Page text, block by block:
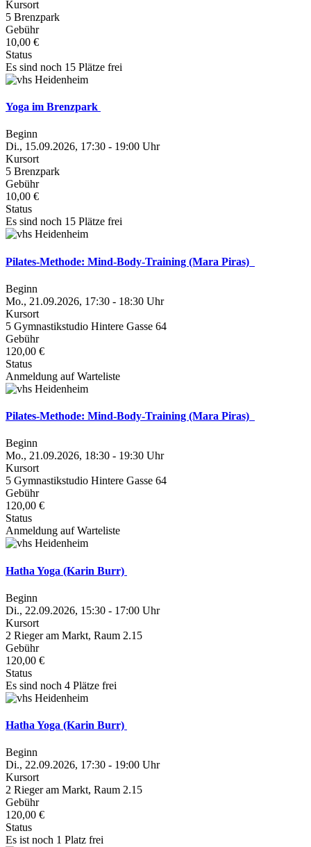
Kursort
5 Brenzpark
Gebühr
10,00 €
Status
Es sind noch 15 Plätze frei
Yoga im Brenzpark
Beginn
Di., 15.09.2026, 17:30 - 19:00 Uhr
Kursort
5 Brenzpark
Gebühr
10,00 €
Status
Es sind noch 15 Plätze frei
Pilates-Methode: Mind-Body-Training (Mara Piras)
Beginn
Mo., 21.09.2026, 17:30 - 18:30 Uhr
Kursort
5 Gymnastikstudio Hintere Gasse 64
Gebühr
120,00 €
Status
Anmeldung auf Warteliste
Pilates-Methode: Mind-Body-Training (Mara Piras)
Beginn
Mo., 21.09.2026, 18:30 - 19:30 Uhr
Kursort
5 Gymnastikstudio Hintere Gasse 64
Gebühr
120,00 €
Status
Anmeldung auf Warteliste
Hatha Yoga (Karin Burr)
Beginn
Di., 22.09.2026, 15:30 - 17:00 Uhr
Kursort
2 Rieger am Markt, Raum 2.15
Gebühr
120,00 €
Status
Es sind noch 4 Plätze frei
Hatha Yoga (Karin Burr)
Beginn
Di., 22.09.2026, 17:30 - 19:00 Uhr
Kursort
2 Rieger am Markt, Raum 2.15
Gebühr
120,00 €
Status
Es ist noch 1 Platz frei